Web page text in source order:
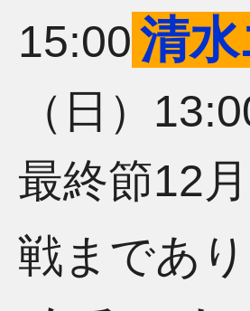
15:00清
（日）
最終節12
戦まであ